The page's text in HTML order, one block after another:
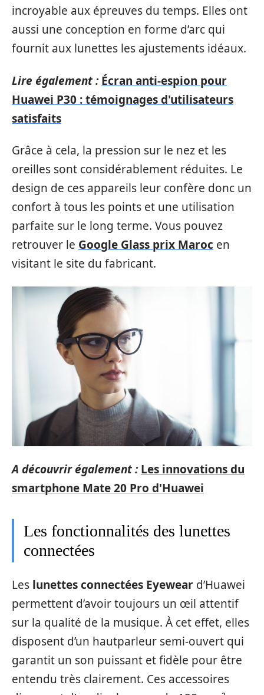
incroyable aux épreuves du temps. Elles ont
aussi une conception en forme d’arc qui
fournit aux lunettes les ajustements idéaux.
Lire également : Écran anti-espion pour
Huawei P30 : témoignages d'utilisateurs
satisfaits
Grâce à cela, la pression sur le nez et les
oreilles sont considérablement réduites. Le
design de ces appareils leur confère donc un
confort à tous les points et une utilisation
parfaite sur le long terme. Vous pouvez
retrouver le Google Glass prix Maroc en
visitant le site du fabricant.
A découvrir également : Les innovations du
smartphone Mate 20 Pro d'Huawei
Les fonctionnalités des lunettes
connectées
Les lunettes connectées Eyewear d’Huawei
permettent d’avoir toujours un œil attentif
sur la qualité de la musique. À cet effet, elles
disposent d’un hautparleur semi-ouvert qui
garantit un son puissant et fidèle pour être
entendu très clairement. Ces accessoires